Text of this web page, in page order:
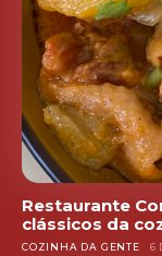
Restaurante
clássicos da
COZINHA DA GENTE 6